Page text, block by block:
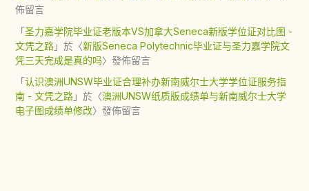
佈留言
「圣力嘉学院毕业证老版本VS加拿大Seneca新版学位证对比图 -
文凭之路」於〈新版Seneca Polytechnic毕业证与圣力嘉学院文
凭三天完成是真的吗〉發佈留言
「认识澳洲UNSW毕业证合理补办新南威尔士大学学位证服务指
南 - 文凭之路」於〈澳洲UNSW纸质版成绩单与新南威尔士大学
电子图成绩单修改〉發佈留言